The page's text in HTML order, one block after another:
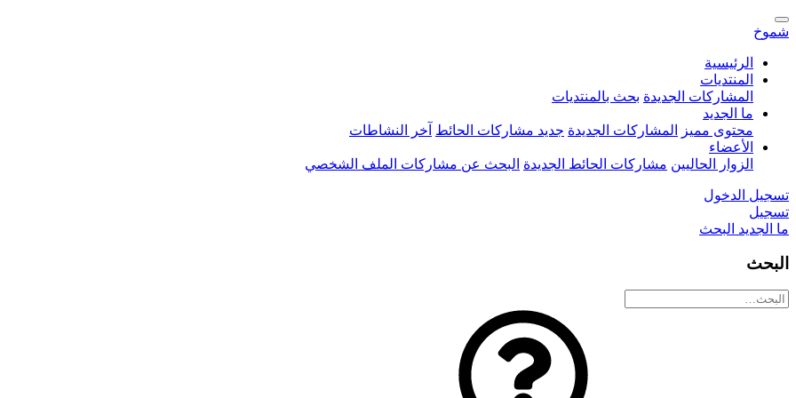
شموخ
الرئيسية
المنتديات
المشاركات الجديدة بحث بالمنتديات
ما الجديد
محتوى مميز
المشاركات الجديدة جديد مشاركات الحائط آخر النشاطات
الأعضاء
الزوار الحاليين مشاركات الحائط الجديدة البحث عن مشاركات الملف الشخصي
تسجيل الدخول
تسجيل
ما الجديد البحث
البحث